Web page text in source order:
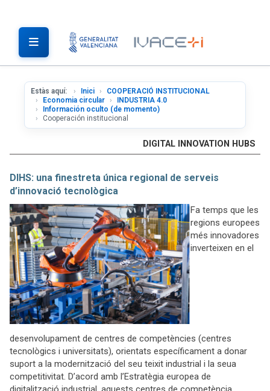
Estàs aquí: Inici
COOPERACIÓ INSTITUCIONAL
Economia circular
INDUSTRIA 4.0
Información oculto (de momento)
Cooperación institucional
DIGITAL INNOVATION HUBS
DIHS: una finestreta única regional de serveis
d’innovació tecnològica
Fa temps que les
regions europees
més innovadores
inverteixen en el
desenvolupament de centres de competències (centres
tecnològics i universitats), orientats específicament a donar
suport a la modernització del seu teixit industrial i la seua
competitivitat. D’acord amb l’Estratègia europea de